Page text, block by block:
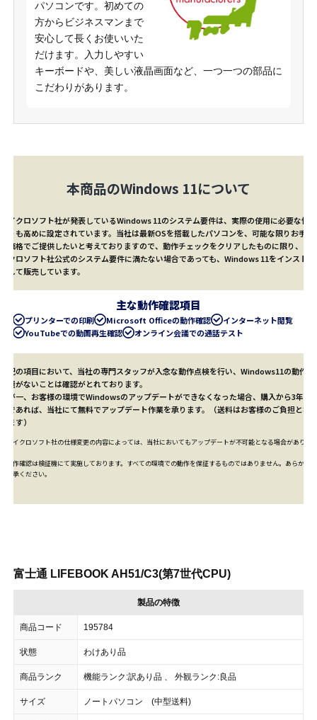
パソコンです。初めての
方からビジネスマンまで
安心して長くお使いいた
だけます。入力しやすい
キーボードや、美しい液晶画面など、一つ一つの部品に
こだわりがあります。
本商品のWindows 11について
マイクロソフト社が発表しているWindows 11のシステム要件は、実際の使用に必要な性能
よりも高めに設定されています。当社は最新OSを搭載したパソコンを、可能な限りお手頃
な価格でご提供したいと考えておりますので、動作チェックをクリアしたものに限り、マ
イクロソフト社公式のシステム要件に満たない場合であっても、Windows 11をインストー
ルして販売しています。
主な動作確認項目
プリンターでの印刷 Microsoft Officeの動作確認
インターネット閲覧
YouTubeでの動画再生確認
オンライン会議での通話テスト
上記の項目において、当社の専門スタッフが入念な動作点検を行い、Windows11の動作に
問題がないことは確認がとれております。
万が一、お客様の環境でWindowsのアップデートができなくなった場合、購入から3年以
内であれば、当社にて無料でアップデート作業を承ります。（送料はお客様のご負担とな
ります）
※マイクロソフト社の仕様変更の内容によっては、当社においてもアップデートが不可能となる場合がありま
※動作確認は検証機にて実施しております。すべての環境での動作を保証するものではありません。あらかじめ
ご了承ください。
富士通 LIFEBOOK AH51/C3(第7世代CPU)
製品の特徴
商品コード 195784
状態 わけあり品
商品ランク 機能ランク:訳あり品 、 外観ランク:良品
サイズ ノートパソコン (中型送料)